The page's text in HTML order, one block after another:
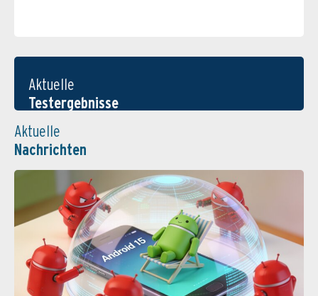
Aktuelle
Testergebnisse
Aktuelle
Nachrichten